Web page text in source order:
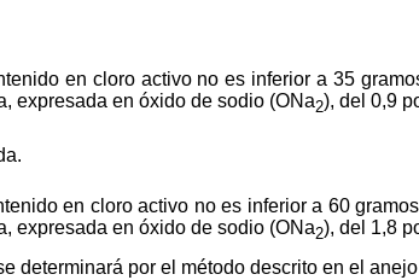
en cloro activo no es inferior a 35
expresada en óxido de sodio (ONa2), del 0,9
en cloro activo no es inferior a 60
expresada en óxido de sodio (ONa2), del 1,8
determinará por el método descrito en el